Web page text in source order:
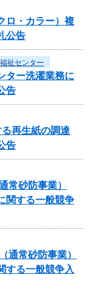
ロ・カラー）複
公告
祉センター
ター洗濯業務に
告
再生紙の調達
告
常砂防事業）
関する一般競争
通常砂防事業）
する一般競争入